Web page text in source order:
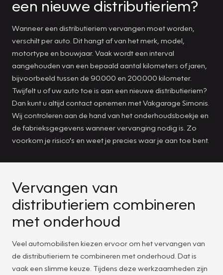
een nieuwe distributieriem?
Wanneer een distributieriem vervangen moet worden,
verschilt per auto. Dit hangt af van het merk, model,
motortype en bouwjaar. Vaak wordt een interval
aangehouden van een bepaald aantal kilometers of jaren,
bijvoorbeeld tussen de 90.000 en 200.000 kilometer.
Twijfelt u of uw auto toe is aan een nieuwe distributieriem?
Dan kunt u altijd contact opnemen met Vakgarage Simonis.
Wij controleren aan de hand van het onderhoudsboekje en
de fabrieksgegevens wanneer vervanging nodig is. Zo
voorkom je risico's en weet je precies waar je aan toe bent.
Vervangen van
distributieriem combineren
met onderhoud
Veel automobilisten kiezen ervoor om het vervangen van
de distributieriem te combineren met onderhoud. Dat is
vaak een slimme keuze. Tijdens deze werkzaamheden zijn